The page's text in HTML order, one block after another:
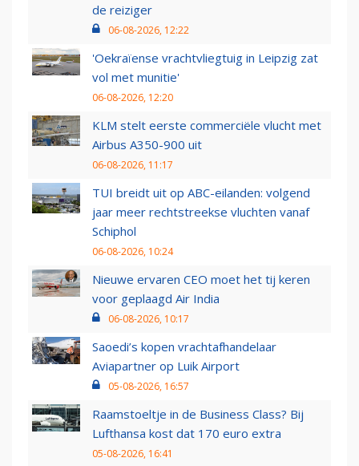
de reiziger
06-08-2026, 12:22
'Oekraïense vrachtvliegtuig in Leipzig zat
vol met munitie'
06-08-2026, 12:20
KLM stelt eerste commerciële vlucht met
Airbus A350-900 uit
06-08-2026, 11:17
TUI breidt uit op ABC-eilanden: volgend
jaar meer rechtstreekse vluchten vanaf
Schiphol
06-08-2026, 10:24
Nieuwe ervaren CEO moet het tij keren
voor geplaagd Air India
06-08-2026, 10:17
Saoedi’s kopen vrachtafhandelaar
Aviapartner op Luik Airport
05-08-2026, 16:57
Raamstoeltje in de Business Class? Bij
Lufthansa kost dat 170 euro extra
05-08-2026, 16:41